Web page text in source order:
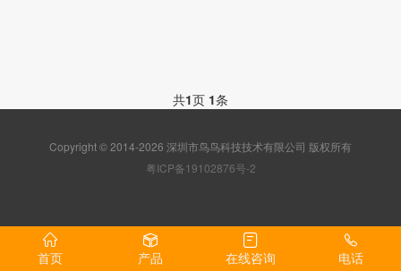
共1页 1条
Copyright © 2014-2026 深圳市鸟鸟科技技术有限公司 版权所有
粤ICP备19102876号-2
首页 产品 在线咨询 电话